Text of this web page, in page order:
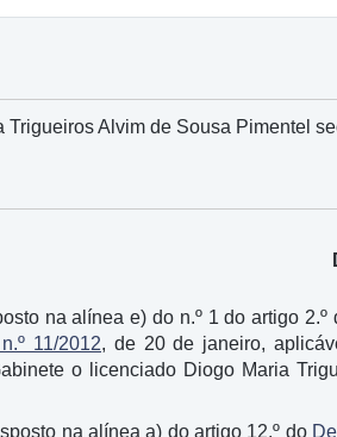
Trigueiros Alvim de Sousa Pimentel
na alínea e) do n.º 1 do artigo 2.º
11/2012, de 20 de janeiro,
o licenciado Diogo Maria
na alínea a) do artigo 12.º do